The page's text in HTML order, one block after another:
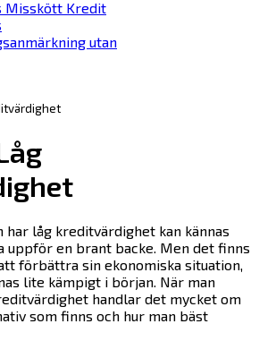
Misskött Kredit
utan
låg kreditvärdighet kan kännas
uppför en brant backe. Men det finns
förbättra sin ekonomiska situation,
lite kämpigt i början. När man
handlar det mycket om
som finns och hur man bäst